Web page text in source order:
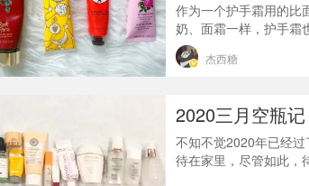
作为一个护手霜用的比
奶、面霜一样，护手霜
从平价到中端，从耳熟
欢的点赞和评论，来不
Link注释图片源自知乎天
杰西糖
2020三月空瓶记
不知不觉2020年已经
待在家里，尽管如此，